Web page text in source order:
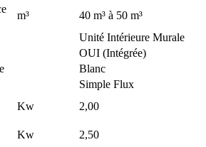
m³
40 m³ à 50 m³
Unité Intérieure Murale
OUI (Intégrée)
Blanc
Simple Flux
Kw
2,00
Kw
2,50